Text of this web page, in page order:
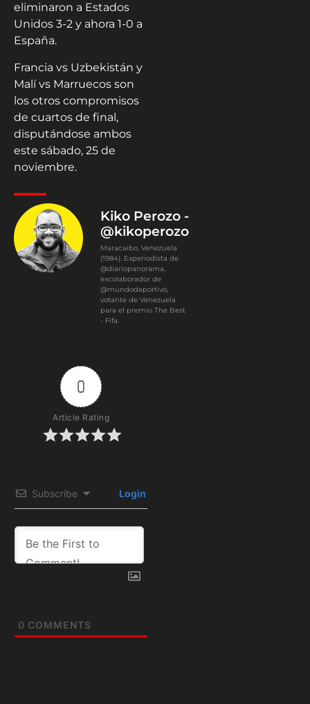
eliminaron a Estados
Unidos 3-2 y ahora 1-0 a
España.
Francia vs Uzbekistán y
Malí vs Marruecos son
los otros compromisos
de cuartos de final,
disputándose ambos
este sábado, 25 de
noviembre.
Kiko Perozo -
@kikoperozo
Maracaibo, Venezuela
(1984). Experiodista de
@diariopanorama,
excolaborador de
@mundodeportivo,
votante de Venezuela
para el premio The Best
- Fifa.
0
Article Rating
Subscribe Login
0 COMMENTS